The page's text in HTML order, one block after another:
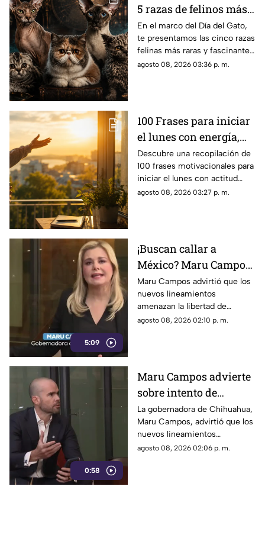
5 razas de felinos más
raras del mundo
En el marco del Día del Gato,
te presentamos las cinco razas
felinas más raras y fascinantes
del planeta por sus singulares
agosto 08, 2026 03:36 p. m.
100 Frases para iniciar
el lunes con energía,
motivación y éxito
Descubre una recopilación de
100 frases motivacionales para
iniciar el lunes con actitud
positiva, superar la rutina y
agosto 08, 2026 03:27 p. m.
5:09
¡Buscan callar a
México? Maru Campos
rechaza regulaciones
que amenazan la
libertad de expresión y
sancionan a la prensa
Maru Campos advirtió que los
nuevos lineamientos
amenazan la libertad de
expresión al permitir al poder
agosto 08, 2026 02:10 p. m.
0:58
Maru Campos advierte
sobre intento de
censura del Gobierno
Federal bajo la nueva
ley que controla a los
medios
La gobernadora de Chihuahua,
Maru Campos, advirtió que los
nuevos lineamientos
impulsados por el Gobierno
agosto 08, 2026 02:06 p. m.